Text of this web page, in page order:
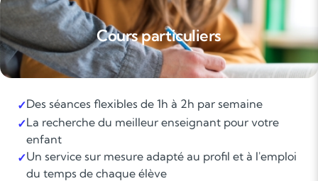
Cours particuliers
✓Des séances flexibles de 1h à 2h par semaine
✓La recherche du meilleur enseignant pour votre
enfant
✓Un service sur mesure adapté au profil et à l'emploi
du temps de chaque élève